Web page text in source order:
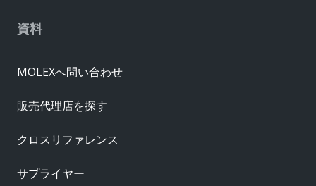
資料
MOLEXへ問い合わせ
販売代理店を探す
クロスリファレンス
サプライヤー